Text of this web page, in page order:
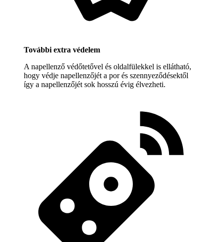
További extra védelem
A napellenző védőtetővel és oldalfülekkel is ellátható,
hogy védje napellenzőjét a por és szennyeződésektől
így a napellenzőjét sok hosszú évig élvezheti.